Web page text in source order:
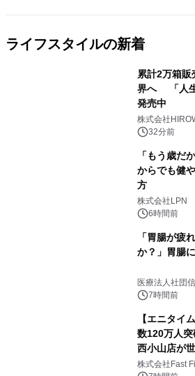
ライフスタイルの新着
累計2万箱販
界へ 「人生
発売中
株式会社
32分前
「もう歳だ
からでも健
方
株式会社LPN
6時間前
「胃腸が疲
か？」胃腸
医療法人社団
7時間前
【エニタイ
数120万人
西小山店が
株式会社Fast